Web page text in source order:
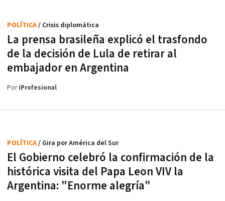
La prensa brasileña explicó el trasfondo
de la decisión de Lula de retirar al
embajador en Argentina
POLÍTICA/ Crisis diplomática
PoriProfesional
El Gobierno celebró la confirmación de la
histórica visita del Papa Leon VIV la
Argentina: "Enorme alegría"
POLÍTICA/ Gira por América del Sur